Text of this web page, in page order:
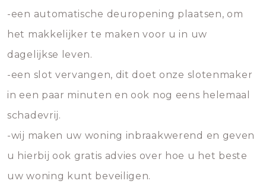
-een automatische deuropening plaatsen, om
het makkelijker te maken voor u in uw
dagelijkse leven.
-een slot vervangen, dit doet onze slotenmaker
in een paar minuten en ook nog eens helemaal
schadevrij.
-wij maken uw woning inbraakwerend en geven
u hierbij ook gratis advies over hoe u het beste
uw woning kunt beveiligen.